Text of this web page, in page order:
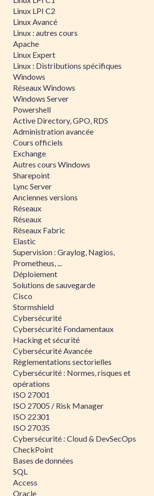
Linux LPI C2
Linux Avancé
Linux : autres cours
Apache
Linux Expert
Linux : Distributions spécifiques
Windows
Réseaux Windows
Windows Server
Powershell
Active Directory, GPO, RDS
Administration avancée
Cours officiels
Exchange
Autres cours Windows
Sharepoint
Lync Server
Anciennes versions
Réseaux
Réseaux
Réseaux Fabric
Elastic
Supervision : Graylog, Nagios,
Prometheus, ...
Déploiement
Solutions de sauvegarde
Cisco
Stormshield
Cybersécurité
Cybersécurité Fondamentaux
Hacking et sécurité
Cybersécurité Avancée
Règlementations sectorielles
Cybersécurité : Normes, risques et
opérations
ISO 27001
ISO 27005 / Risk Manager
ISO 22301
ISO 27035
Cybersécurité : Cloud & DevSecOps
CheckPoint
Bases de données
SQL
Access
Oracle